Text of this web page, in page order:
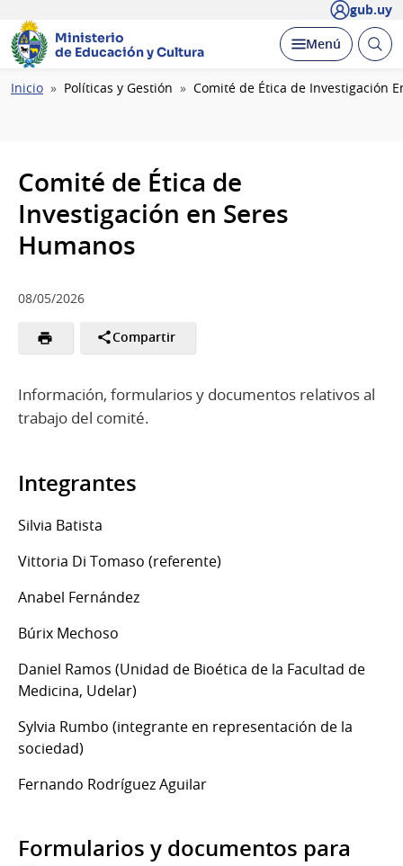
gub.uy
Ministerio
de Educación y Cultura
Desplegar
Menú Abrir
Ruta
Inicio Políticas y Gestión Comité de Ética de Investigación
Comité de Ética de
Investigación en Seres
Humanos
08/05/2026
Compartir
Información, formularios y documentos relativos al
trabajo del comité.
Integrantes
Silvia Batista
Vittoria Di Tomaso (referente)
Anabel Fernández
Búrix Mechoso
Daniel Ramos (Unidad de Bioética de la Facultad de
Medicina, Udelar)
Sylvia Rumbo (integrante en representación de la
sociedad)
Fernando Rodríguez Aguilar
Formularios y documentos para